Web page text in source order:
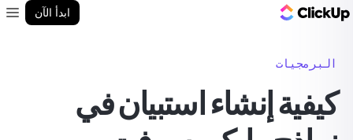
ابدأ الآن
البرمجيات
كيفية إنشاء استبيان في